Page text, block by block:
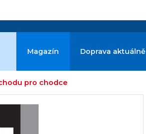
Magazín Doprava aktuálně
pro chodce